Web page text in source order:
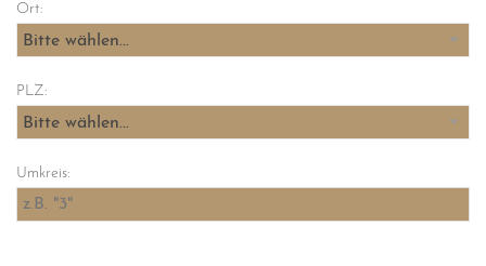
Ort:
Bitte wählen...
PLZ:
Bitte wählen...
Umkreis: